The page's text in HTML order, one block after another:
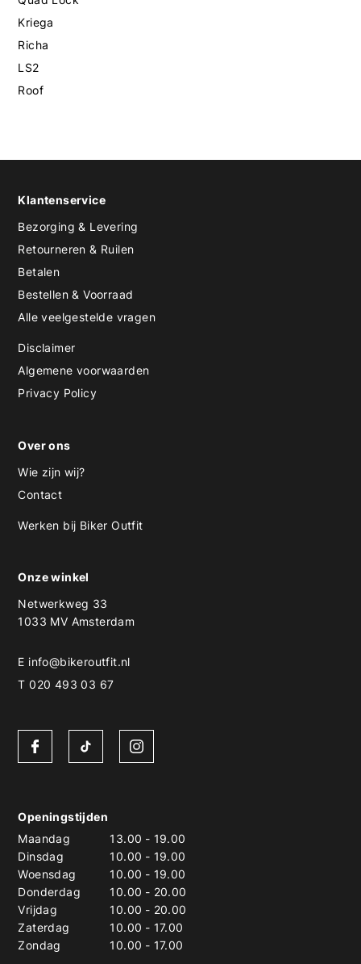
Kriega
Richa
LS2
Roof
Klantenservice
Bezorging & Levering
Retourneren & Ruilen
Betalen
Bestellen & Voorraad
Alle veelgestelde vragen
Disclaimer
Algemene voorwaarden
Privacy Policy
Over ons
Wie zijn wij?
Contact
Werken bij Biker Outfit
Onze winkel
Netwerkweg 33
1033 MV Amsterdam
E info@bikeroutfit.nl
T 020 493 03 67
Openingstijden
Maandag
13.00 - 19.00
Dinsdag
10.00 - 19.00
Woensdag
10.00 - 19.00
Donderdag
10.00 - 20.00
Vrijdag
10.00 - 20.00
Zaterdag
10.00 - 17.00
Zondag
10.00 - 17.00